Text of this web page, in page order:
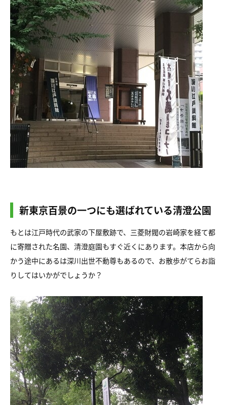
新東京百景の一つにも選ばれている清澄公園
もとは江戸時代の武家の下屋敷跡で、三菱財閥の岩崎家を経て都
に寄贈された名園、清澄庭園もすぐ近くにあります。本店から向
かう途中にあるは深川出世不動尊もあるので、お散歩がてらお詣
りしてはいかがでしょうか？